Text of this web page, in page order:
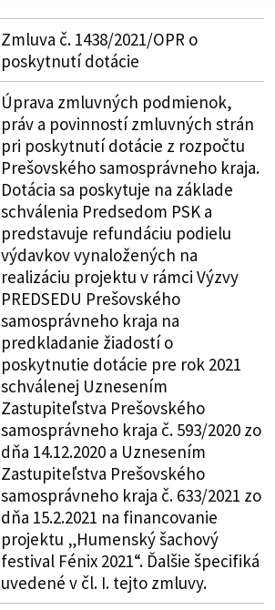
Zmluva č. 1438/2021/OPR o
poskytnutí dotácie
Úprava zmluvných podmienok,
práv a povinností zmluvných strán
pri poskytnutí dotácie z rozpočtu
Prešovského samosprávneho kraja.
Dotácia sa poskytuje na základe
schválenia Predsedom PSK a
predstavuje refundáciu podielu
výdavkov vynaložených na
realizáciu projektu v rámci Výzvy
PREDSEDU Prešovského
samosprávneho kraja na
predkladanie žiadostí o
poskytnutie dotácie pre rok 2021
schválenej Uznesením
Zastupiteľstva Prešovského
samosprávneho kraja č. 593/2020 zo
dňa 14.12.2020 a Uznesením
Zastupiteľstva Prešovského
samosprávneho kraja č. 633/2021 zo
dňa 15.2.2021 na financovanie
projektu „Humenský šachový
festival Fénix 2021“. Ďalšie špecifiká
uvedené v čl. I. tejto zmluvy.